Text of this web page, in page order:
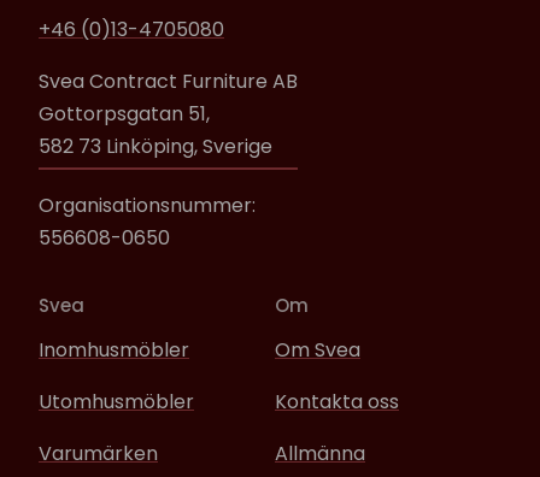
+46 (0)13-4705080
Svea Contract Furniture AB
Gottorpsgatan 51,
582 73 Linköping, Sverige
Organisationsnummer:
556608-0650
Svea
Inomhusmöbler
Utomhusmöbler
Varumärken
Om
Om Svea
Kontakta oss
Allmänna